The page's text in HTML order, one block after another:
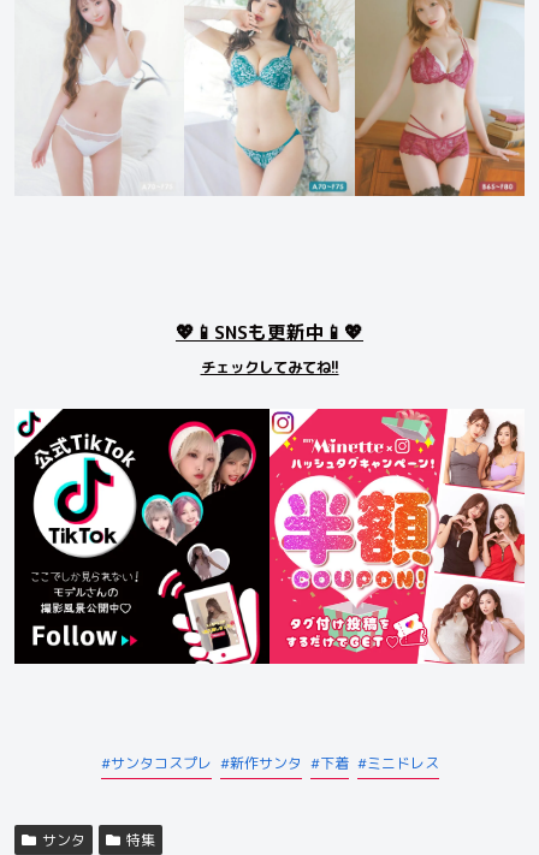
💖📱SNSも更新中📱💖
チェックしてみてね!!
サンタコスプレ 新作サンタ 下着 ミニドレス
サンタ 特集